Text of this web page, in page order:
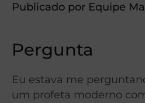
Publicado por Equipe
Pergunta
Eu estava me
um profeta moderno